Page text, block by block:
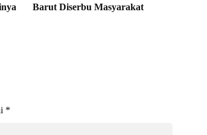
Barut Diserbu Masyarakat
*